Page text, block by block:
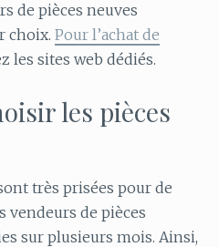
de pièces neuves
choix.Pour l’achat de
les sites web dédiés.
les pièces
très prisées pour de
vendeurs de pièces
sur plusieurs mois. Ainsi,